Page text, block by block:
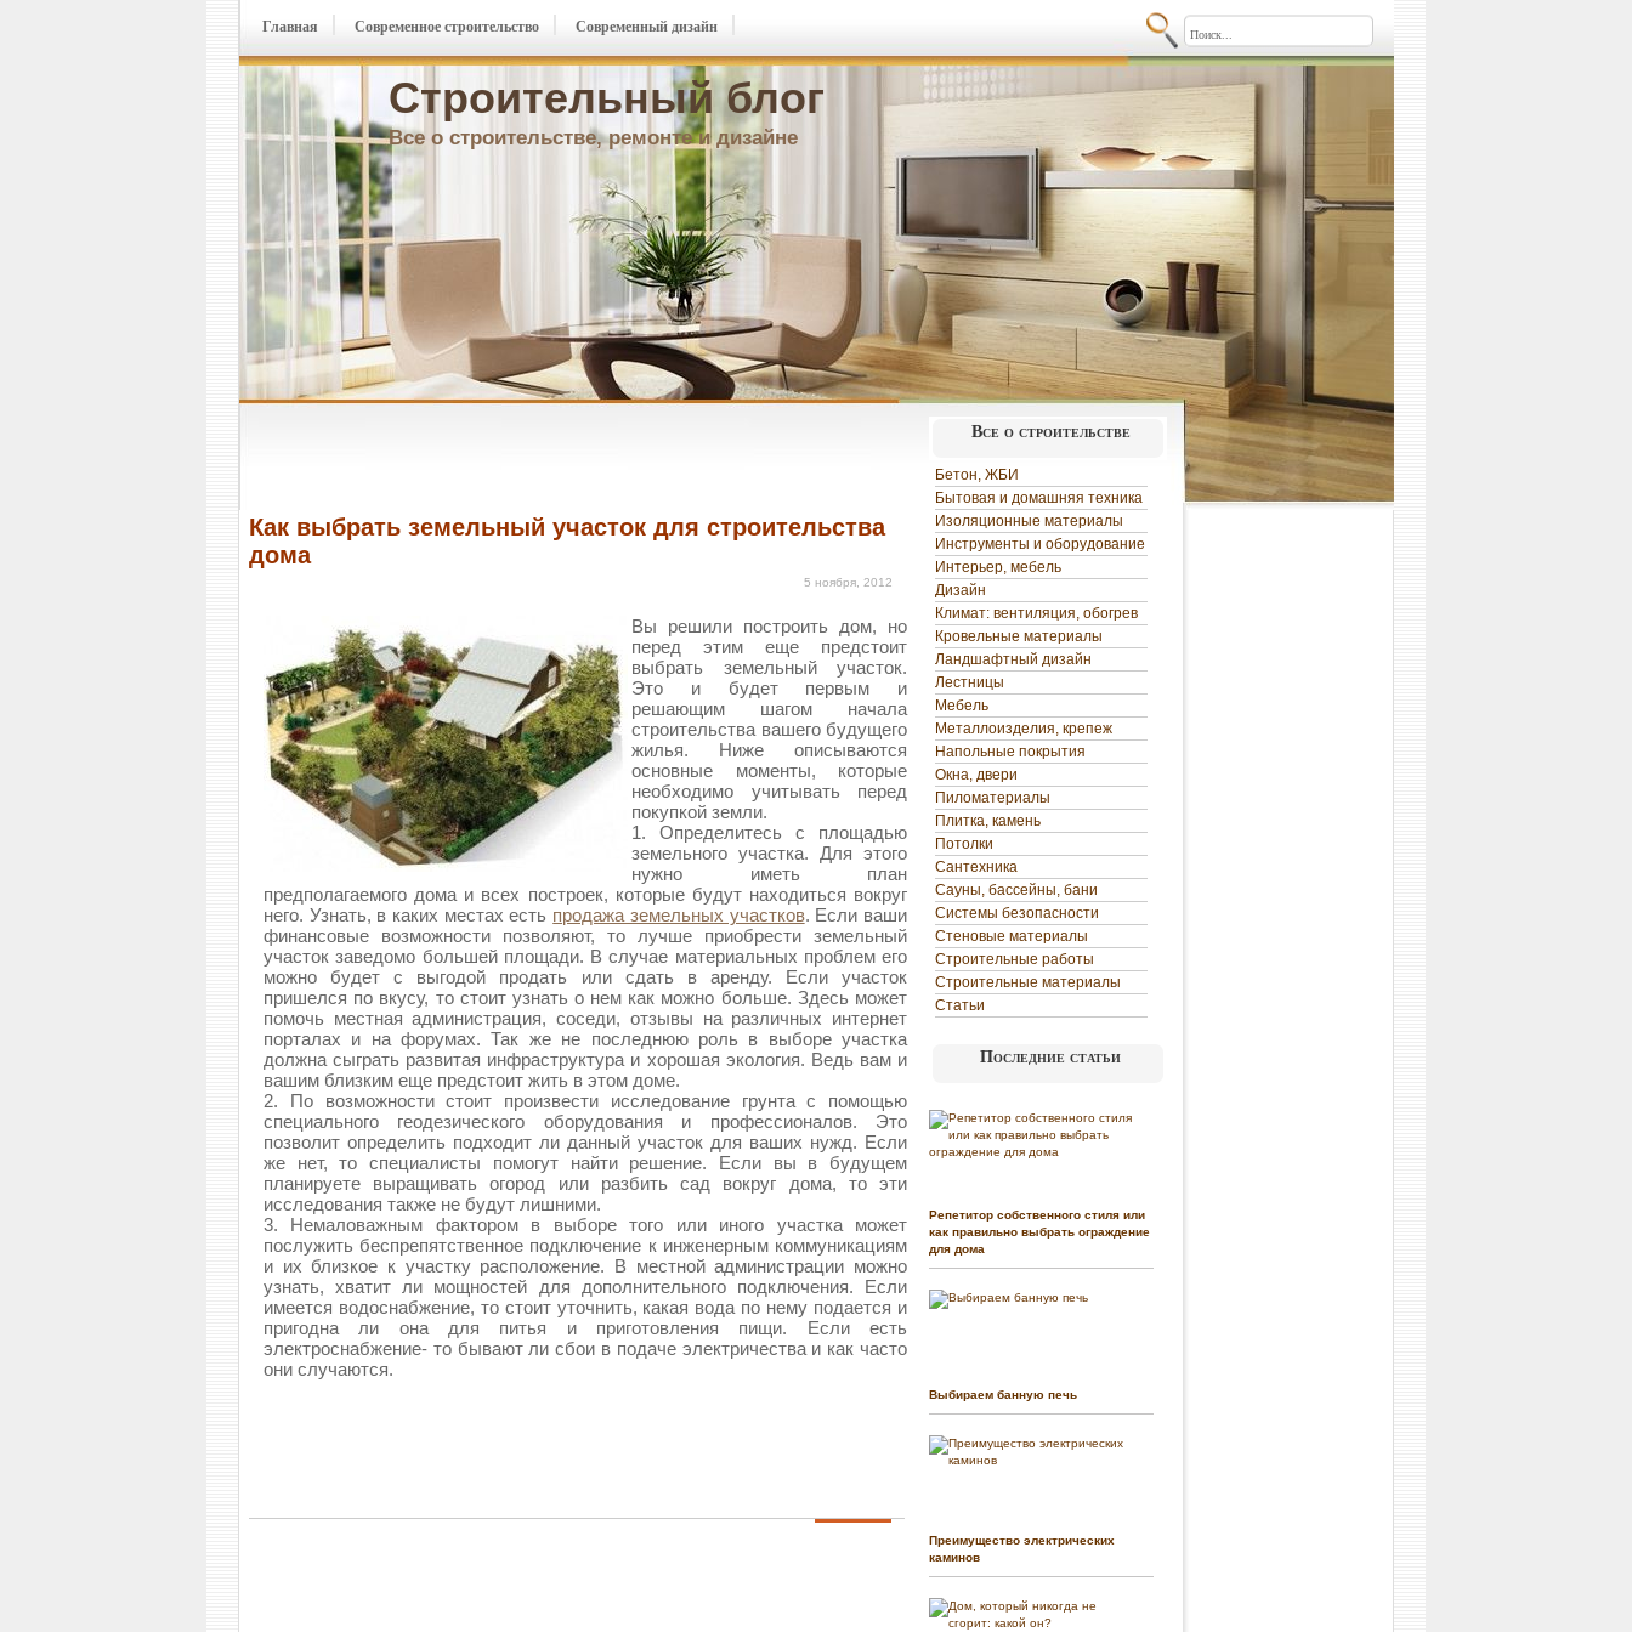
Строительный блог
Все о строительстве, ремонте и дизайне
Главная Современное строительство Современный дизайн
Как выбрать земельный участок для строительства
дома
5 ноября, 2012
Вы решили построить дом, но
перед этим еще предстоит
выбрать земельный участок.
Это и будет первым и
решающим шагом начала
строительства вашего будущего
жилья. Ниже описываются
основные моменты, которые
необходимо учитывать перед
покупкой земли.
1. Определитесь с площадью
земельного участка. Для этого
нужно иметь план
предполагаемого дома и всех построек, которые будут находиться вокруг
него. Узнать, в каких местах есть продажа земельных участков. Если ваши
финансовые возможности позволяют, то лучше приобрести земельный
участок заведомо большей площади. В случае материальных проблем его
можно будет с выгодой продать или сдать в аренду. Если участок
пришелся по вкусу, то стоит узнать о нем как можно больше. Здесь может
помочь местная администрация, соседи, отзывы на различных интернет
порталах и на форумах. Так же не последнюю роль в выборе участка
должна сыграть развитая инфраструктура и хорошая экология. Ведь вам и
вашим близким еще предстоит жить в этом доме.
2. По возможности стоит произвести исследование грунта с помощью
специального геодезического оборудования и профессионалов. Это
позволит определить подходит ли данный участок для ваших нужд. Если
же нет, то специалисты помогут найти решение. Если вы в будущем
планируете выращивать огород или разбить сад вокруг дома, то эти
исследования также не будут лишними.
3. Немаловажным фактором в выборе того или иного участка может
послужить беспрепятственное подключение к инженерным коммуникациям
и их близкое к участку расположение. В местной администрации можно
узнать, хватит ли мощностей для дополнительного подключения. Если
имеется водоснабжение, то стоит уточнить, какая вода по нему подается и
пригодна ли она для питья и приготовления пищи. Если есть
электроснабжение- то бывают ли сбои в подаче электричества и как часто
они случаются.
Все о строительстве
Бетон, ЖБИ
Бытовая и домашняя техника
Изоляционные материалы
Инструменты и оборудование
Интерьер, мебель
Дизайн
Климат: вентиляция, обогрев
Кровельные материалы
Ландшафтный дизайн
Лестницы
Мебель
Металлоизделия, крепеж
Напольные покрытия
Окна, двери
Пиломатериалы
Плитка, камень
Потолки
Сантехника
Сауны, бассейны, бани
Системы безопасности
Стеновые материалы
Строительные работы
Строительные материалы
Статьи
Последние статьи
Репетитор собственного стиля или
как правильно выбрать ограждение
для дома
Выбираем банную печь
Преимущество электрических
каминов